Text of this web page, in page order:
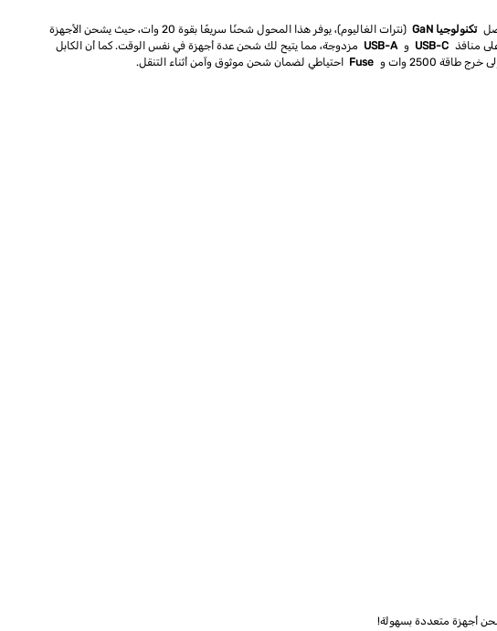
تكنولوجيا GaN
(نترات الغاليوم)، يوفر هذا المحول شحنًا سريعًا بقوة 20 وات، حيث يشحن الأجهزة
USB-C و USB-A مزدوجة، مما يتيح لك شحن عدة أجهزة في نفس الوقت. كما أن الكابل
2500 وات و Fuse
احتياطي لضمان شحن موثوق وآمن أثناء التنقل.
أجهزة متعددة بسهولة!